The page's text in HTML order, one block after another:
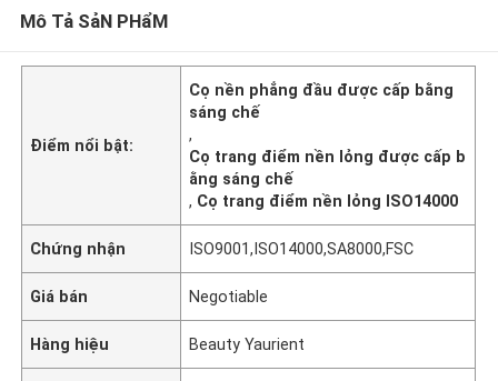
Mô Tả SảN PHẩM
Điểm nổi bật:
Cọ nền phẳng đầu được cấp bằng
sáng chế
,
Cọ trang điểm nền lỏng được cấp b
ằng sáng chế
, Cọ trang điểm nền lỏng ISO14000
Chứng nhận ISO9001,ISO14000,SA8000,FSC
Giá bán Negotiable
Hàng hiệu Beauty Yaurient